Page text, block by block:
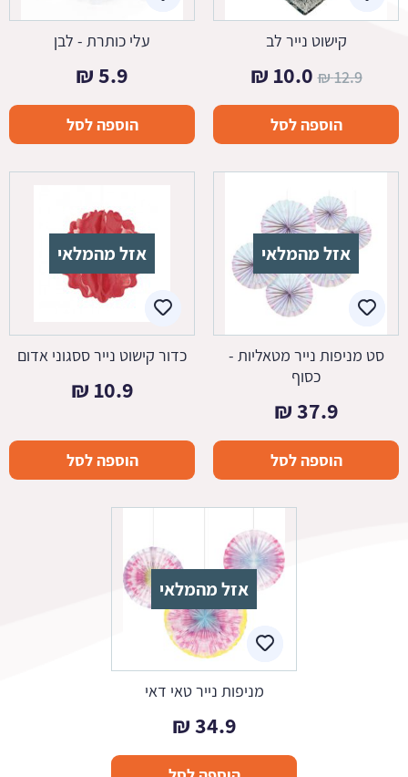
קישוט נייר לב
12.9
₪ המחיר
המקורי
היה:
10.0
₪
הנוכחי
הוא:
הוספה לסל
עלי כותרת - לבן
5.9
₪
הוספה לסל
אזל מהמלאי
סט מניפות נייר מטאליות -
כסוף
37.9
₪
הוספה לסל
אזל מהמלאי
כדור קישוט נייר ססגוני אדום
10.9
₪
הוספה לסל
אזל מהמלאי
מניפות נייר טאי דאי
34.9
₪